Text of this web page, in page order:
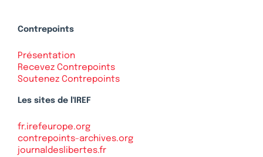
Contrepoints
Présentation
Recevez Contrepoints
Soutenez Contrepoints
Les sites de l'IREF
fr.irefeurope.org
contrepoints-archives.org
journaldeslibertes.fr